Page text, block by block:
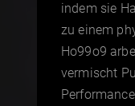
indem sie
zu einem
Ho99o9
vermischt